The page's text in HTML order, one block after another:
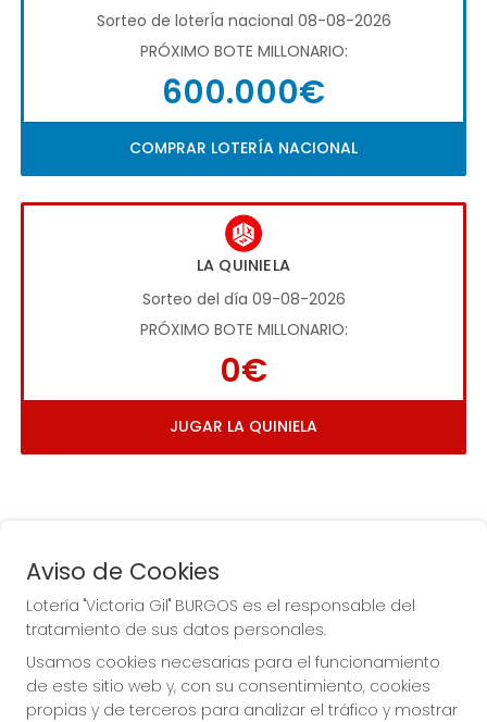
Sorteo de loterÍa nacional 08-08-2026
PRÓXIMO BOTE MILLONARIO:
600.000€
COMPRAR LOTERÍA NACIONAL
LA QUINIELA
Sorteo del día 09-08-2026
PRÓXIMO BOTE MILLONARIO:
0€
JUGAR LA QUINIELA
La de la Antigua de
Gamonal
Aviso de Cookies
Lotería "Victoria Gil" BURGOS es el responsable del
tratamiento de sus datos personales.
Usamos cookies necesarias para el funcionamiento
de este sitio web y, con su consentimiento, cookies
propias y de terceros para analizar el tráfico y mostrar